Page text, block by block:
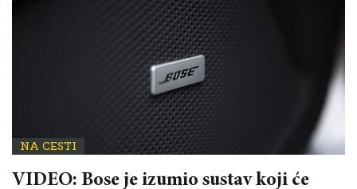
NA CESTI
VIDEO: Bose je izumio sustav koji će